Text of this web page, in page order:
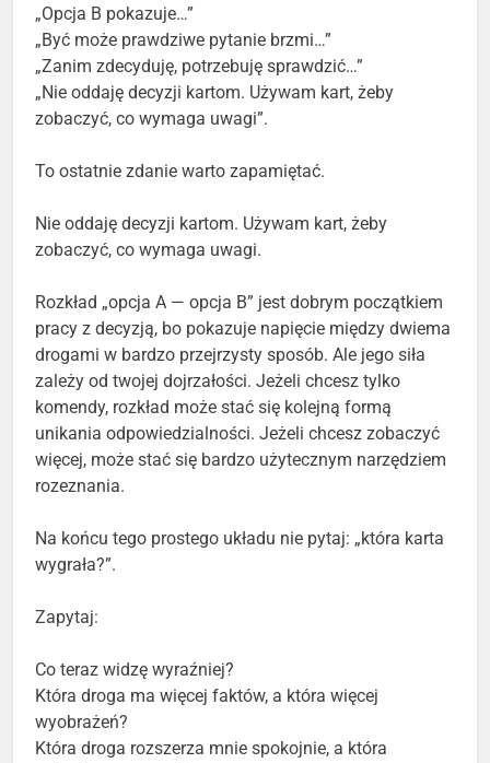
„Opcja B pokazuje…”
„Być może prawdziwe pytanie brzmi…”
„Zanim zdecyduję, potrzebuję sprawdzić…”
„Nie oddaję decyzji kartom. Używam kart, żeby
zobaczyć, co wymaga uwagi”.
To ostatnie zdanie warto zapamiętać.
Nie oddaję decyzji kartom. Używam kart, żeby
zobaczyć, co wymaga uwagi.
Rozkład „opcja A — opcja B” jest dobrym początkiem
pracy z decyzją, bo pokazuje napięcie między dwiema
drogami w bardzo przejrzysty sposób. Ale jego siła
zależy od twojej dojrzałości. Jeżeli chcesz tylko
komendy, rozkład może stać się kolejną formą
unikania odpowiedzialności. Jeżeli chcesz zobaczyć
więcej, może stać się bardzo użytecznym narzędziem
rozeznania.
Na końcu tego prostego układu nie pytaj: „która karta
wygrała?”.
Zapytaj:
Co teraz widzę wyraźniej?
Która droga ma więcej faktów, a która więcej
wyobrażeń?
Która droga rozszerza mnie spokojnie, a która